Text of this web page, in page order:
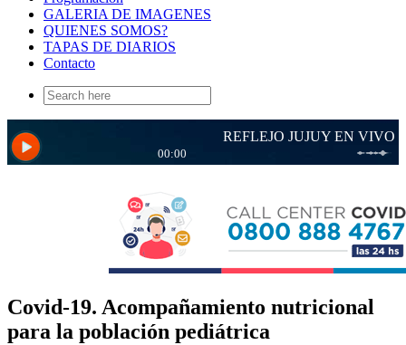
GALERIA DE IMAGENES
QUIENES SOMOS?
TAPAS DE DIARIOS
Contacto
Search
for:
Covid-19. Acompañamiento nutricional
para la población pediátrica